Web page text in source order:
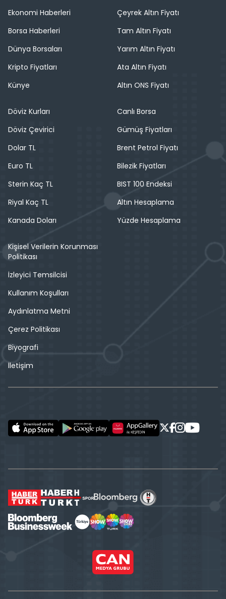
Ekonomi Haberleri
Borsa Haberleri
Dünya Borsaları
Kripto Fiyatları
Künye
Çeyrek Altın Fiyatı
Tam Altın Fiyatı
Yarım Altın Fiyatı
Ata Altın Fiyatı
Altın ONS Fiyatı
Döviz Kurları
Döviz Çevirici
Dolar TL
Euro TL
Sterin Kaç TL
Riyal Kaç TL
Kanada Doları
Canlı Borsa
Gümüş Fiyatları
Brent Petrol Fiyatı
Bilezik Fiyatları
BIST 100 Endeksi
Altın Hesaplama
Yüzde Hesaplama
Kişisel Verilerin Korunması
Politikası
İzleyici Temsilcisi
Kullanım Koşulları
Aydınlatma Metni
Çerez Politikası
Biyografi
İletişim